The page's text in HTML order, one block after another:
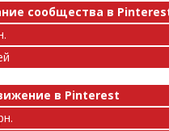
сообщества в
в Pinterest